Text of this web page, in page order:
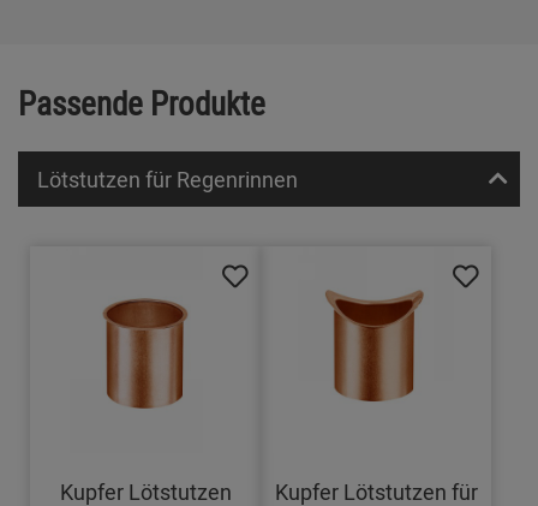
Passende Produkte
Lötstutzen für Regenrinnen
Kupfer Lötstutzen Kupfer Lötstutzen für